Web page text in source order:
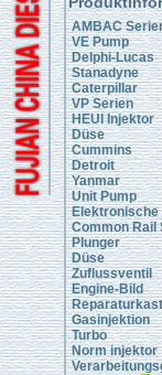
AMBAC
VE Pump
Delphi-Lucas
Stanadyne
Caterpillar
VP Serien
HEUI Injektor
Düse
Cummins
Detroit
Yanmar
Unit Pump
Elektronische
Common Rail
Plunger
Düse
Zuflussventil
Engine-Bild
Gasinjektion
Turbo
Norm injektor